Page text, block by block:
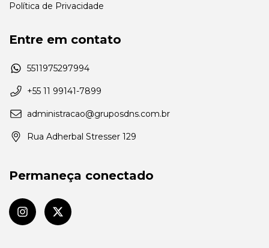
Política de Privacidade
Entre em contato
5511975297994
+55 11 99141-7899
administracao@gruposdns.com.br
Rua Adherbal Stresser 129
Permaneça conectado